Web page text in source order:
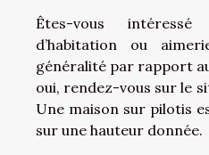
Êtes-vous
d’habitation ou
généralité par rapport
oui, rendez-vous sur le
Une maison sur pilotis
sur une hauteur donnée.